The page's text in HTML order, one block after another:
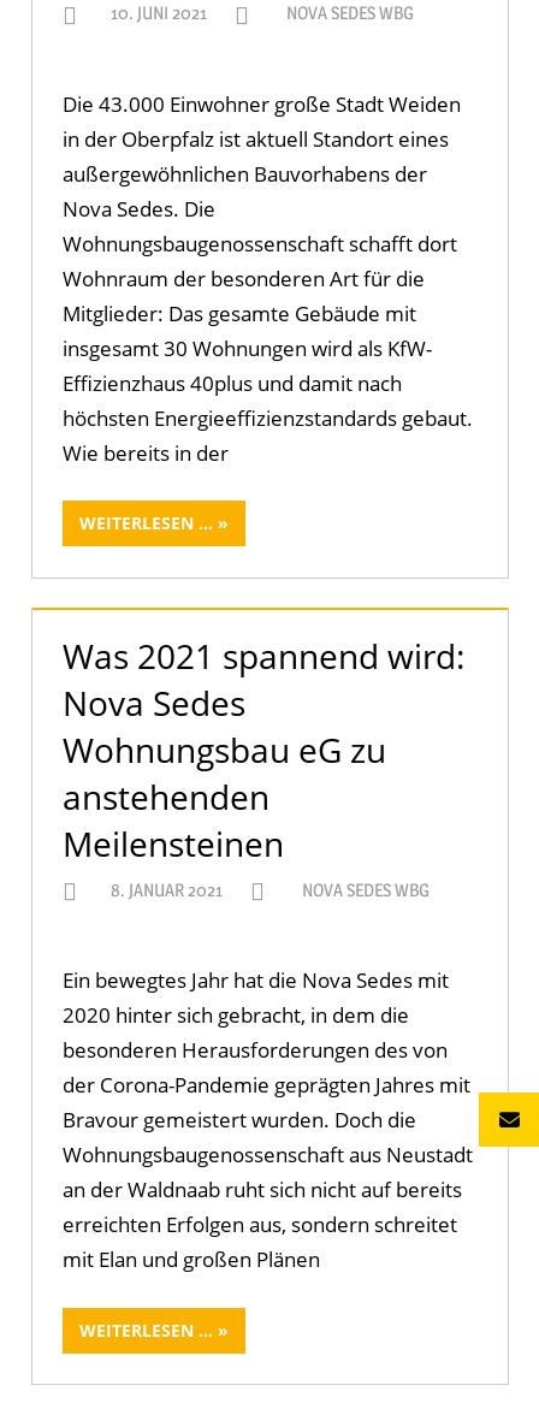
10. JUNI 2021 NOVA SEDES WBG
Die 43.000 Einwohner große Stadt Weiden
in der Oberpfalz ist aktuell Standort eines
außergewöhnlichen Bauvorhabens der
Nova Sedes. Die
Wohnungsbaugenossenschaft schafft dort
Wohnraum der besonderen Art für die
Mitglieder: Das gesamte Gebäude mit
insgesamt 30 Wohnungen wird als KfW-
Effizienzhaus 40plus und damit nach
höchsten Energieeffizienzstandards gebaut.
Wie bereits in der
WEITERLESEN ...
Was 2021 spannend wird:
Nova Sedes
Wohnungsbau eG zu
anstehenden
Meilensteinen
8. JANUAR 2021 NOVA SEDES WBG
Ein bewegtes Jahr hat die Nova Sedes mit
2020 hinter sich gebracht, in dem die
besonderen Herausforderungen des von
der Corona-Pandemie geprägten Jahres mit
Bravour gemeistert wurden. Doch die
Wohnungsbaugenossenschaft aus Neustadt
an der Waldnaab ruht sich nicht auf bereits
erreichten Erfolgen aus, sondern schreitet
mit Elan und großen Plänen
WEITERLESEN ...